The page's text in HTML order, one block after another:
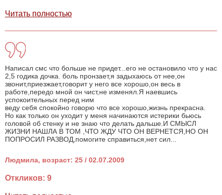
Читать полностью
Написал смс что больше не придет...его не остановило что у нас
2,5 годика дочка. боль пронзает,я задыхаюсь от нее,он
звонит,приезжает,говорит у него все хорошо,он весь в
работе,передо мной он чист,не изменял.Я наевшись
успокоительных перед ним
веду себя спокойно говорю что все хорошо,жизнь прекрасна.
Но как только он уходит у меня начинаются истерики бьюсь
головой об стенку и не знаю что делать дальше.И СМЫСЛ
ЖИЗНИ НАШЛА В ТОМ ,ЧТО ЖДУ ЧТО ОН ВЕРНЕТСЯ,НО ОН
ПОПРОСИЛ РАЗВОД,помогите справиться,нет сил...
Людмила, возраст: 25 / 02.07.2009
Откликов: 9